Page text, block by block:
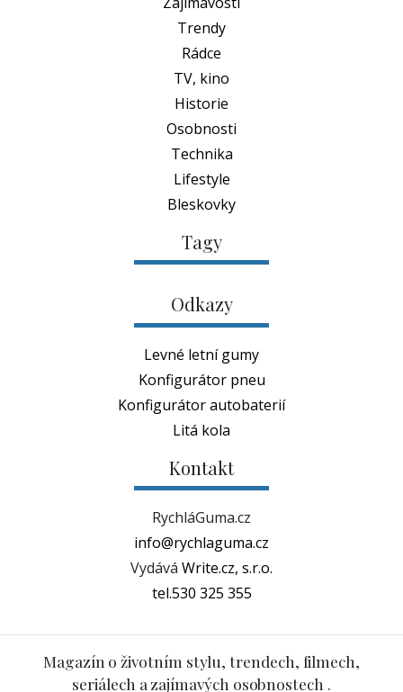
Trendy
Rádce
TV, kino
Historie
Osobnosti
Technika
Lifestyle
Bleskovky
Tagy
Odkazy
Levné letní gumy
Konfigurátor pneu
Konfigurátor autobaterií
Litá kola
Kontakt
RychláGuma.cz
info@rychlaguma.cz
Vydává Write.cz, s.r.o.
tel.530 325 355
Magazín o životním stylu, trendech, filmech,
seriálech a zajímavých osobnostech .